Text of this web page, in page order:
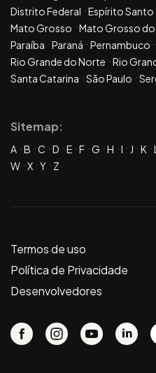
Distrito Federal
Espírito Santo
Mato Grosso
Mato Grosso do
Paraíba
Paraná Pernambuco
Rio Grande do Norte
Rio
Santa Catarina
São Paulo
Sitemap:
A B C D E F G H I J K L
W X Y Z
Termos de uso
Política de Privacidade
Desenvolvedores